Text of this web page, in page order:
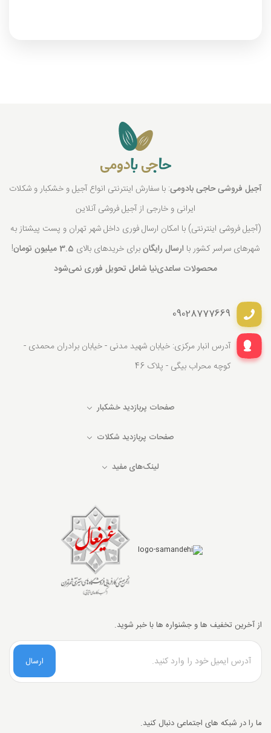
تخفیف خرید نقدی
آجیل فروشی حاجی بادومی: با سفارش اینترنتی انواع آجیل و خشکبار و شکلات
ایرانی و خارجی از آجیل فروشی آنلاین
(آجیل فروشی اینترنتی) با امکان ارسال فوری داخل شهر تهران و پست پیشتاز به
شهرهای سراسر کشور با ارسال رایگانبرای خریدهای بالای 3.5 میلیون تومان
!
محصولات ساعدی‌نیا شامل تحویل فوری نمی‌شود
09028777669
آدرس انبار مرکزی: خیابان شهید مدنی - خیابان برادران محمدی -
کوچه محراب بیگی - پلاک 46
صفحات پربازدید خشکبار
صفحات پربازدید شکلات
لینک‌های مفید
از آخرین تخفیف ها و جشنواره ها با خبر شوید.
ارسال
ما را در شبکه های اجتماعی دنبال کنید.